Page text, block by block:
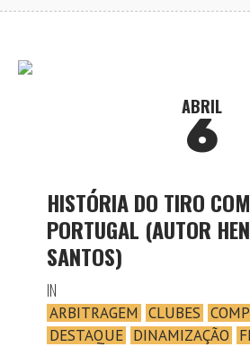
ABRIL
6
HISTÓRIA DO TIRO
PORTUGAL (AUTOR
SANTOS)
IN
ARBITRAGEM CLUBES
DESTAQUE DINAMIZAÇÃO